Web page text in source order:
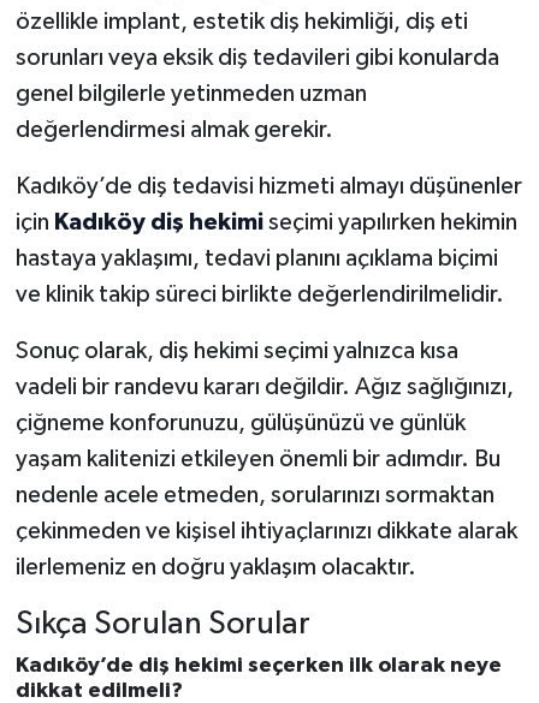
özellikle implant, estetik diş hekimliği, diş eti
sorunları veya eksik diş tedavileri gibi konularda
genel bilgilerle yetinmeden uzman
değerlendirmesi almak gerekir.
Kadıköy’de diş tedavisi hizmeti almayı düşünenler
için Kadıköy diş hekimiseçimi yapılırken hekimin
hastaya yaklaşımı, tedavi planını açıklama biçimi
ve klinik takip süreci birlikte değerlendirilmelidir.
Sonuç olarak, diş hekimi seçimi yalnızca kısa
vadeli bir randevu kararı değildir. Ağız sağlığınızı,
çiğneme konforunuzu, gülüşünüzü ve günlük
yaşam kalitenizi etkileyen önemli bir adımdır. Bu
nedenle acele etmeden, sorularınızı sormaktan
çekinmeden ve kişisel ihtiyaçlarınızı dikkate alarak
ilerlemeniz en doğru yaklaşım olacaktır.
Sıkça Sorulan Sorular
Kadıköy’de diş hekimi seçerken ilk olarak neye
dikkat edilmeli?